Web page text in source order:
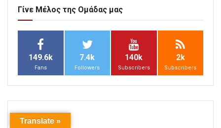
Γίνε Μέλος της Ομάδας μας
149.6k
Fans
7.4k
Followers
140k
Subscribers
2k
Subscribers
Translate »